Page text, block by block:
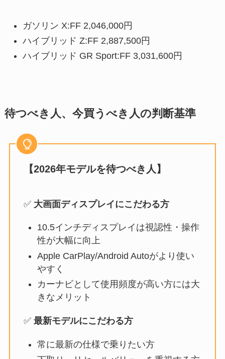
ガソリン X:FF 2,046,000円
ハイブリッド Z:FF 2,887,500円
ハイブリッド GR Sport:FF 3,031,600円
待つべき人、今買うべき人の判断基準
【2026年モデルを待つべき人】
✅ 大画面ディスプレイにこだわる方
10.5インチディスプレイは視認性・操作
性が大幅に向上
Apple CarPlay/Android Autoがより使い
やすく
カーナビとして使用頻度が高い方には大
きなメリット
✅ 最新モデルにこだわる方
常に最新の仕様で乗りたい方